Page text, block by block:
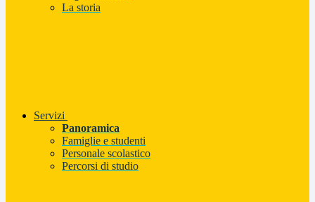
La storia
Servizi
Panoramica
Famiglie e studenti
Personale scolastico
Percorsi di studio